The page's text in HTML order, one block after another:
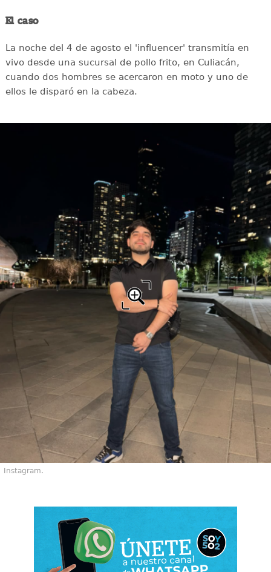
El caso
La noche del 4 de agosto el 'influencer' transmitía en
vivo desde una sucursal de pollo frito, en Culiacán,
cuando dos hombres se acercaron en moto y uno de
ellos le disparó en la cabeza.
Instagram.